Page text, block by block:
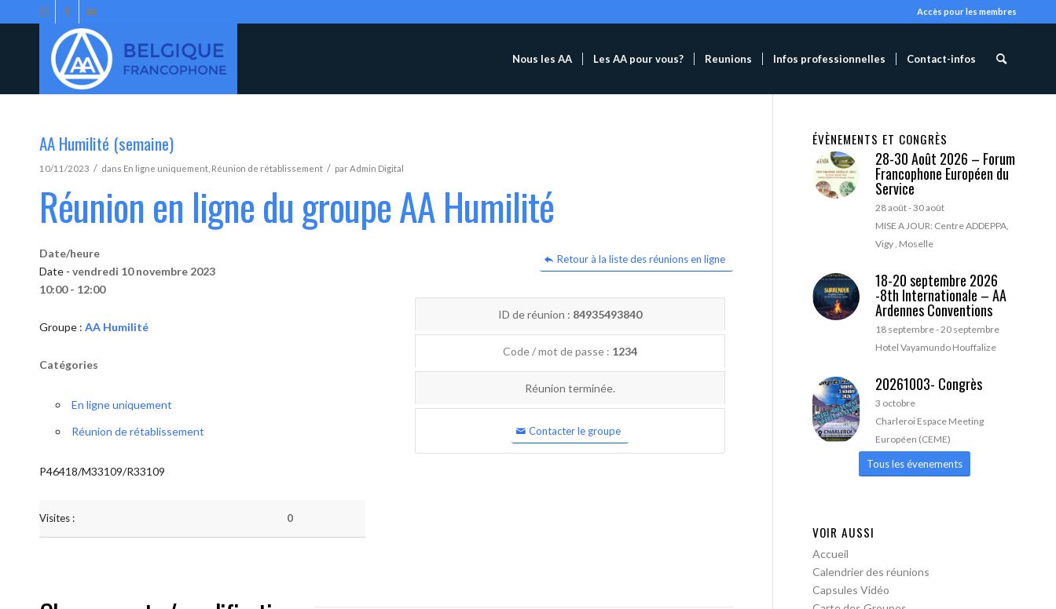
Accès pour les membres
Nous les AA Les AA pour vous? Reunions Infos professionnelles Contact-infos
AA Humilité (semaine)
10/11/2023 / dans En ligne uniquement Réunion de rétablissement / parAdmin Digital
Réunion en ligne du groupe AA Humilité
Retour à la liste des réunions en ligne
Date/heure
Date - vendredi 10 novembre 2023
10:00 - 12:00
Groupe : AA Humilité
Catégories
En ligne uniquement
Réunion de rétablissement
P46418/M33109/R33109
Visites : 0
ID de réunion : 84935493840
Code / mot de passe : 1234
Réunion terminée.
Contacter le groupe
ÉVÈNEMENTS ET CONGRÈS
28-30 Août 2026 – Forum
Francophone Européen du
Service
28 août-30 août
MISE A JOUR: Centre ADDEPPA,
Vigy , Moselle
18-20 septembre 2026
-8th Internationale – AA
Ardennes Conventions
18 septembre-20 septembre
Hotel Vayamundo Houffalize
20261003- Congrès
3 octobre
Charleroi Espace Meeting
Européen (CEME)
Tous les évenements
VOIR AUSSI
Accueil
Calendrier des réunions
Capsules Vidéo